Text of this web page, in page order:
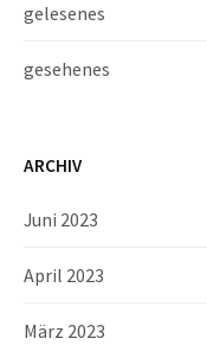
gelesenes
gesehenes
ARCHIV
Juni 2023
April 2023
März 2023